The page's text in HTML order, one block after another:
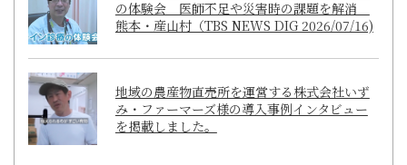
の体験会 医師不足や災害時の課題を解消
熊本・産山村（TBS NEWS DIG 2026/07/16)
地域の農産物直売所を運営する株式会社いず
み・ファーマーズ様の導入事例インタビュー
を掲載しました。